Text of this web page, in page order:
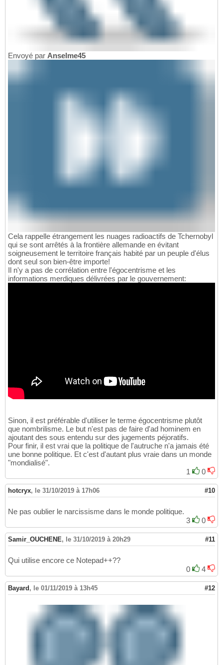
Envoyé par Anselme45
Cela rappelle étrangement les nuages radioactifs de Tchernobyl
qui se sont arrêtés à la frontière allemande en évitant
soigneusement le territoire français habité par un peuple d'élus
dont seul son bien-être importe!
Il n'y a pas de corrélation entre l'égocentrisme et les
informations merdiques délivrées par le gouvernement:
Sinon, il est préférable d'utiliser le terme égocentrisme plutôt
que nombrilisme. Le but n'est pas de faire d'ad hominem en
ajoutant des sous entendu sur des jugements péjoratifs.
Pour finir, il est vrai que la politique de l'autruche n'a jamais été
une bonne politique. Et c'est d'autant plus vraie dans un monde
"mondialisé".
1
0
hotcryx, le 31/10/2019 à 17h06 #10
Ne pas oublier le narcissisme dans le monde politique.
3
0
Samir_OUCHENE, le 31/10/2019 à 20h29 #11
Qui utilise encore ce Notepad++??
0
4
Bayard , le 01/11/2019 à 13h45 #12